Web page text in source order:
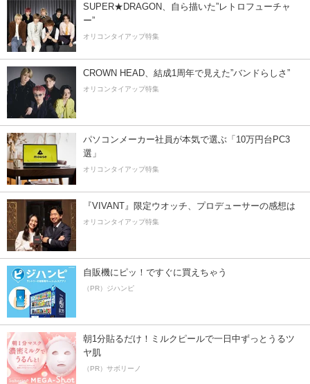
SUPER★DRAGON、自ら描いた”レトロフューチャ
ー”
オリコンタイアップ特集
CROWN HEAD、結成1周年で見えた”バンドらしさ”
オリコンタイアップ特集
パソコンメーカー社員が本気で選ぶ「10万円台PC3
選」
オリコンタイアップ特集
『VIVANT』限定ウオッチ、プロデューサーの感想は
オリコンタイアップ特集
自販機にピッ！ですぐに買えちゃう
（PR）ジハンピ
朝1分貼るだけ！ミルクピールで一日中ずっとうるツ
ヤ肌
（PR）サボリーノ